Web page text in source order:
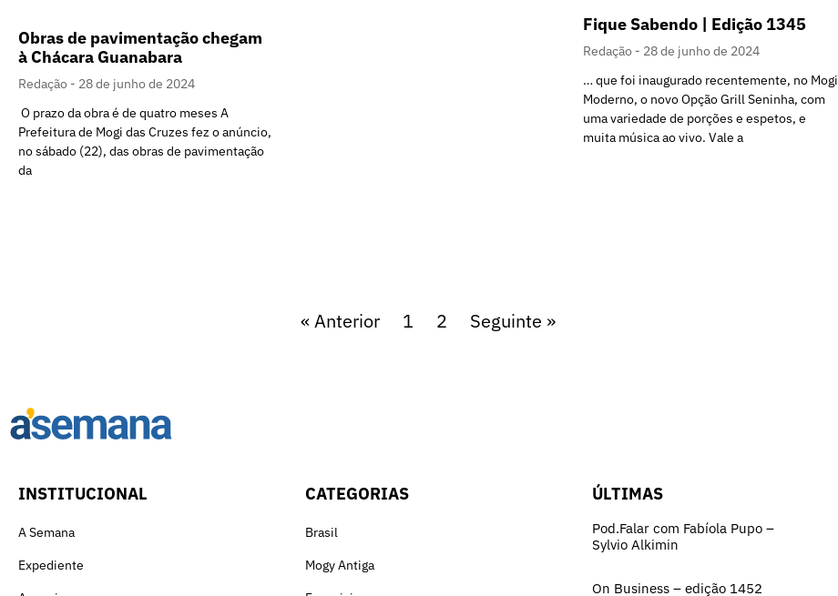
Obras de pavimentação chegam
à Chácara Guanabara
Redação
28 de junho de 2024
O prazo da obra é de quatro meses A
Prefeitura de Mogi das Cruzes fez o anúncio,
no sábado (22), das obras de pavimentação
da
Fique Sabendo | Edição 1345
Redação
28 de junho de 2024
… que foi inaugurado recentemente, no Mogi
Moderno, o novo Opção Grill Seninha, com
uma variedade de porções e espetos, e
muita música ao vivo. Vale a
« Anterior 1 2 Seguinte »
INSTITUCIONAL
A Semana
Expediente
CATEGORIAS
Brasil
Mogy Antiga
ÚLTIMAS
Pod.Falar com Fabíola Pupo –
Sylvio Alkimin
On Business – edição 1452